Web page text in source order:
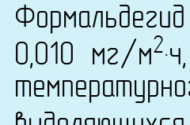
0,010 мг/м2